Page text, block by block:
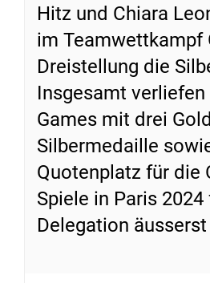
Hitz und Chiara
im Teamwettkampf
Dreistellung die
Insgesamt verliefen
Games mit drei
Silbermedaille
Quotenplatz für die
Spiele in Paris 2024
Delegation